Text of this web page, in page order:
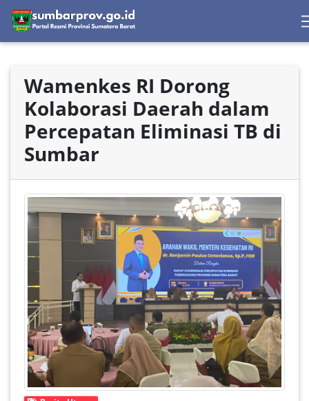
Wamenkes RI Dorong
Kolaborasi Daerah dalam
Percepatan Eliminasi TB di
Sumbar